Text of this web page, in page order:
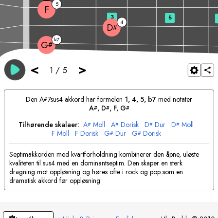
< 1 / 5 >
G#
b7
D# 4
F 5
3 5
DenA#7sus4 akkord har formelen 1, 4, 5, b7med notater
A#, D#, F, G#
Tilhørende skalaer: A# Moll A# Dorisk D# Dur D# Moll
F Moll F Dorisk G# Dur G# Dorisk
Septimakkorden med kvartforholdning kombinerer den åpne, uløste
kvaliteten til sus4 med en dominantseptim. Den skaper en sterk
dragning mot oppløsning og høres ofte i rock og pop som en
dramatisk akkord før oppløsning.